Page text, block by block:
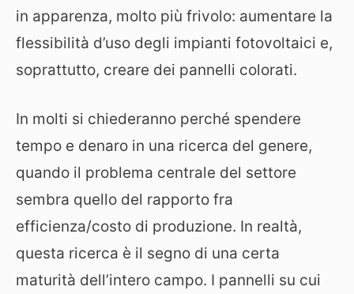
in apparenza, molto più frivolo: aumentare la
flessibilità d’uso degli impianti fotovoltaici e,
soprattutto, creare dei pannelli colorati.
In molti si chiederanno perché spendere
tempo e denaro in una ricerca del genere,
quando il problema centrale del settore
sembra quello del rapporto fra
efficienza/costo di produzione. In realtà,
questa ricerca è il segno di una certa
maturità dell’intero campo. I pannelli su cui